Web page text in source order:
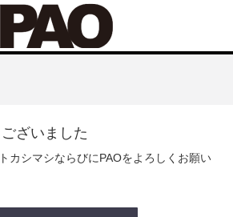
ざいました
カシマシならびにPAOをよろしくお願い